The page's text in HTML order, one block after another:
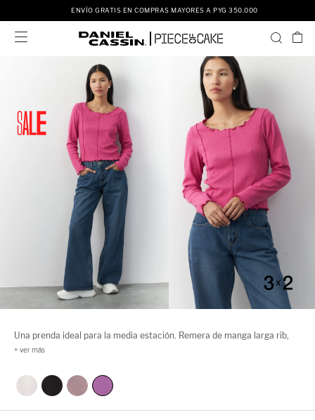
ENVÍO GRATIS EN COMPRAS MAYORES A PYG 350.000

Una prenda ideal para la media estación. Remera de manga larga rib,
con cuello redondo, costuras a la vista y textura delicada.